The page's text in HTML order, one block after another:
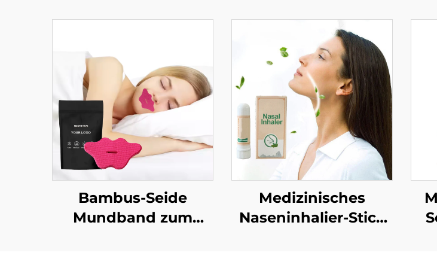
Bambus-Seide
Mundband zum
Medizinisches
Naseninhalier-Stick